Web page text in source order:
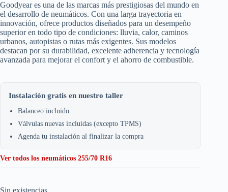
Goodyear es una de las marcas más prestigiosas del mundo en
el desarrollo de neumáticos. Con una larga trayectoria en
innovación, ofrece productos diseñados para un desempeño
superior en todo tipo de condiciones: lluvia, calor, caminos
urbanos, autopistas o rutas más exigentes. Sus modelos
destacan por su durabilidad, excelente adherencia y tecnología
avanzada para mejorar el confort y el ahorro de combustible.
Instalación gratis en nuestro taller
Balanceo incluido
Válvulas nuevas incluidas (excepto TPMS)
Agenda tu instalación al finalizar la compra
Ver todos los neumáticos 255/70 R16